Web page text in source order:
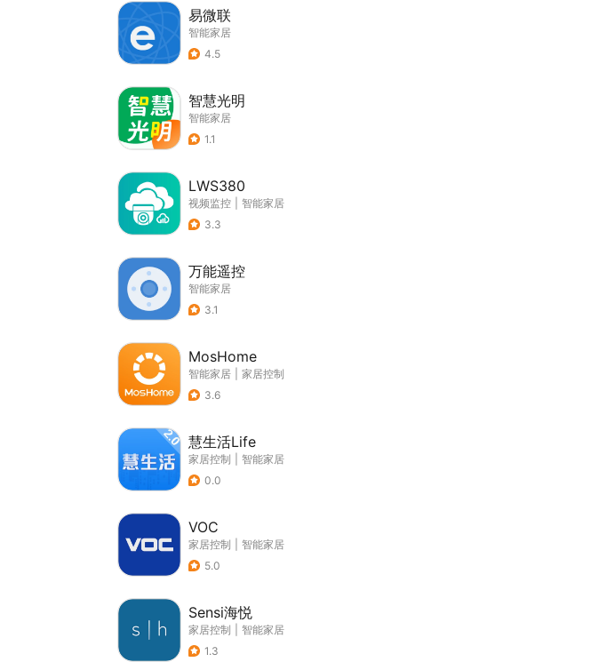
易微联
智能家居
4.5
智慧光明
智能家居
1.1
LWS380
视频监控
智能家居
3.3
万能遥控
智能家居
3.1
MosHome
智能家居
家居控制
3.6
慧生活Life
家居控制
智能家居
0.0
VOC
家居控制
智能家居
5.0
Sensi海悦
家居控制
智能家居
1.3